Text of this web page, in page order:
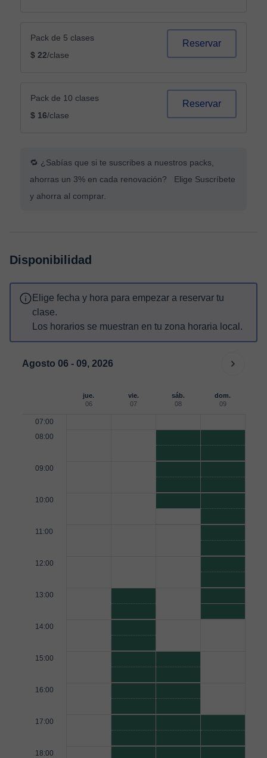
Pack de 5 clases
$ 22/clase
Reservar
Pack de 10 clases
$ 16/clase
Reservar
🔁 ¿Sabías que si te suscribes a nuestros packs,
ahorras un 3% en cada renovación? Elige Suscríbete
y ahorra al comprar.
Disponibilidad
Elige fecha y hora para empezar a reservar tu
clase.
Los horarios se muestran en tu zona horaria local.
Agosto 06 - 09, 2026
jue.
06
vie.
07
sáb.
08
dom.
09
07:00
08:00
09:00
10:00
11:00
12:00
13:00
14:00
15:00
16:00
17:00
18:00